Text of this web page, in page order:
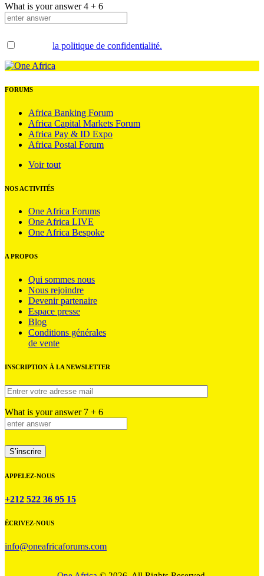
What is your answer4 + 6
la politique de confidentialité.
FORUMS
Africa Banking Forum
Africa Capital Markets Forum
Africa Pay & ID Expo
Africa Postal Forum
Voir tout
NOS ACTIVITÉS
One Africa Forums
One Africa LIVE
One Africa Bespoke
A PROPOS
Qui sommes nous
Nous rejoindre
Devenir partenaire
Espace presse
Blog
Conditions générales
de vente
INSCRIPTION À LA NEWSLETTER
What is your answer 7 + 6
APPELEZ-NOUS
+212 522 36 95 15
ÉCRIVEZ-NOUS
info@oneafricaforums.com